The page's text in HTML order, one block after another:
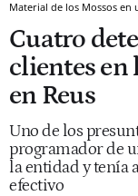
Material de los Mossos en
Cuatro
clientes en
en Reus
Uno de los
programador de
la entidad y tenía
efectivo